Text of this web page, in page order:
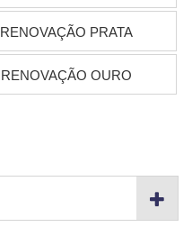
RENOVAÇÃO PRATA
RENOVAÇÃO OURO